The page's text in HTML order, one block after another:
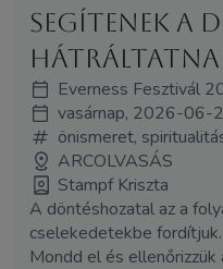
Segítenek a
Everness Fesztivál
vasárnap, 2026-06-
önismeret,
ARCOLVASÁS
Stampf Kriszta
A döntéshozatal az a
cselekedetekbe
Mondd el és